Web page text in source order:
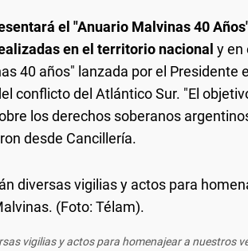
el "Anuario Malvinas 40
en el territorio nacional y en
40 años" lanzada por el Presidente
conflicto del Atlántico Sur. "El
los derechos soberanos
desde Cancillería.
vigilias y actos para homenajear a nuestros